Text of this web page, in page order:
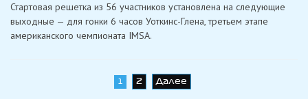
зарегистрировала
заявок
для
Стартовая решетка из 56 участников установлена ​​на следующие
выходные — для гонки 6 часов Уоткинс-Глена, третьем этапе
американского чемпионата IMSA.
2 Далее